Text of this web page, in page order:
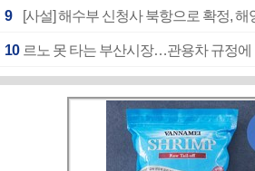
9 [사설] 해수부 신청사 북항으로 확정,
10 르노 못 타는 부산시장…관용차 규정에